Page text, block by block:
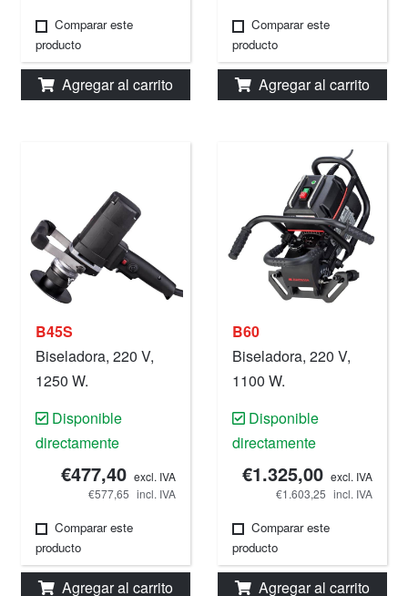
Comparar este
producto
Agregar al carrito
Comparar este
producto
Agregar al carrito
B45S
Biseladora, 220 V,
1250 W.
Disponible
directamente
€477,40 excl. IVA
€577,65 incl. IVA
Comparar este
producto
Agregar al carrito
B60
Biseladora, 220 V,
1100 W.
Disponible
directamente
€1.325,00 excl. IVA
€1.603,25 incl. IVA
Comparar este
producto
Agregar al carrito